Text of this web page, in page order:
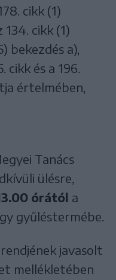
cikk (1)
134. cikk (1)
bekezdés a),
cikk és a 196.
értelmében,
Tanács
ülésre,
órától a
gyűléstermébe.
javasolt
mellékletében